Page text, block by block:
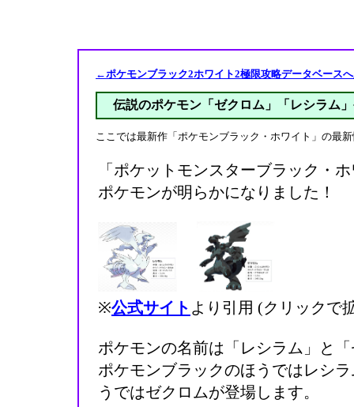
←ポケモンブラック2ホワイト2極限攻略データベース
伝説のポケモン「ゼクロム」「レシラム
ここでは最新作「ポケモンブラック・ホワイト」の最
「ポケットモンスターブラック・
ポケモンが明らかになりました！
※公式サイト より引用 (クリックで
ポケモンの名前は「レシラム」と
ポケモンブラックのほうではレシ
うではゼクロムが登場します。